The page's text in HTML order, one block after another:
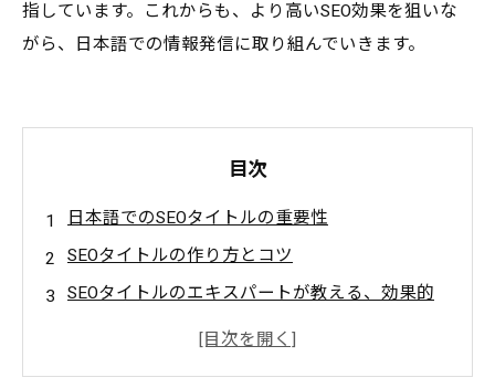
指しています。これからも、より高いSEO効果を狙いな
がら、日本語での情報発信に取り組んでいきます。
目次
日本語でのSEOタイトルの重要性
SEOタイトルの作り方とコツ
SEOタイトルのエキスパートが教える、効果的